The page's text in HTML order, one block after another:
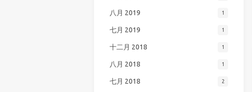
八月 2019 1
七月 2019 1
十二月 2018 1
八月 2018 1
七月 2018 2